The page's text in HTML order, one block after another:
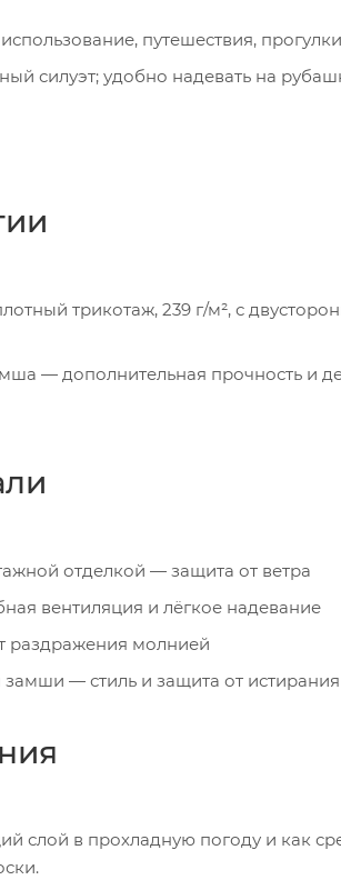
путешествия, прогулки
силуэт; удобно надевать на
трикотаж, 239 г/м², с
— дополнительная прочность и
отделкой — защита от ветра
вентиляция и лёгкое надевание
раздражения молнией
замши — стиль и защита от истирания
слой в прохладную погоду и как